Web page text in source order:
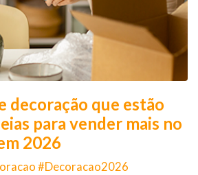
decoração que estão
para vender mais no
2026
#Decoracao2026